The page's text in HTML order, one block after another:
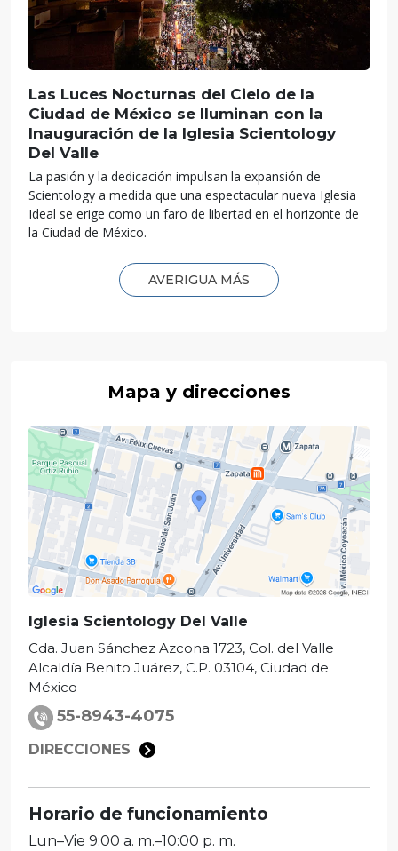
Las Luces Nocturnas del Cielo de la
Ciudad de México se Iluminan con la
Inauguración de la Iglesia Scientology
Del Valle
La pasión y la dedicación impulsan la expansión de
Scientology a medida que una espectacular nueva Iglesia
Ideal se erige como un faro de libertad en el horizonte de
la Ciudad de México.
AVERIGUA MÁS
Mapa y direcciones
Iglesia Scientology Del Valle
Cda. Juan Sánchez Azcona 1723, Col. del Valle
Alcaldía Benito Juárez, C.P. 03104, Ciudad de
México
55-8943-4075
DIRECCIONES
Horario de funcionamiento
Lun–Vie 9:00 a. m.–10:00 p. m.